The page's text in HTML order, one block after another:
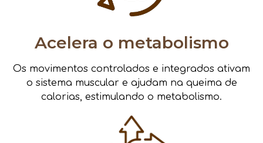
Acelera o metabolismo
Os movimentos controlados e integrados ativam
o sistema muscular e ajudam na queima de
calorias, estimulando o metabolismo.